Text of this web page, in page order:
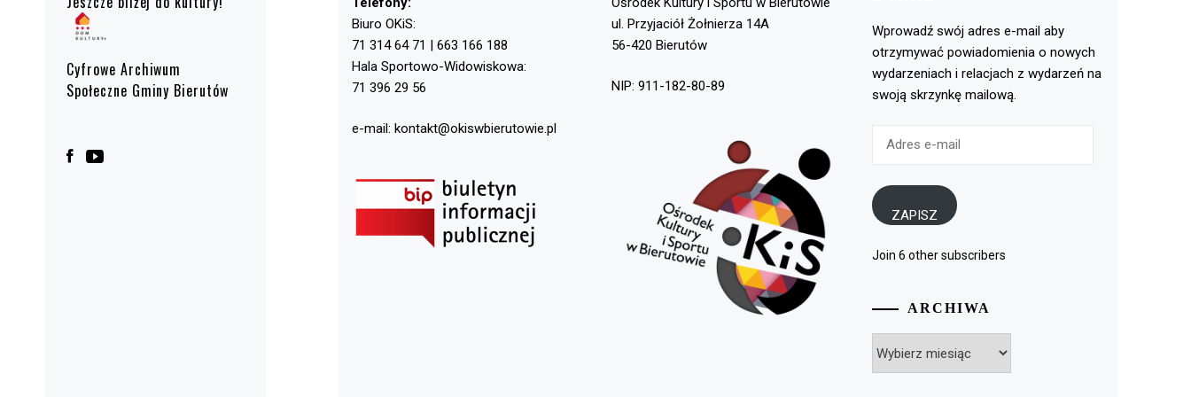
Cyfrowe Archiwum
Społeczne Gminy Bierutów
Biuro OKiS:
71 314 64 71 | 663 166 188
Hala Sportowo-Widowiskowa:
71 396 29 56
e-mail: kontakt@okiswbierutowie.pl
ul. Przyjaciół Żołnierza 14A
56-420 Bierutów
NIP: 911-182-80-89
Wprowadź swój adres e-mail aby
otrzymywać powiadomienia o nowych
wydarzeniach i relacjach z wydarzeń na
swoją skrzynkę mailową.
ZAPISZ
Join 6 other subscribers
ARCHIWA